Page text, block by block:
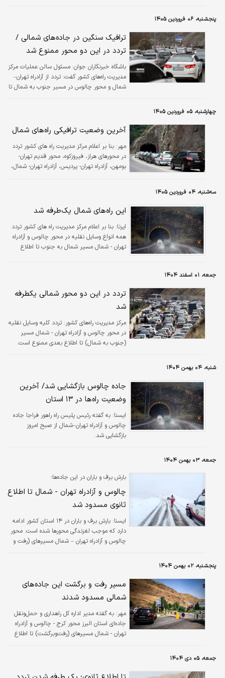
ساعت ۱۵:۰۰ جاده چالوس و آزادراه تهران–شمال در
مسیر جنوب به شمال مسدود
پنجشنبه، ۰۶ فروردین ۱۴۰۵
ترافیک سنگین در جاده‌های شمالی /
تردد در این دو محور ممنوع شد
باشگاه خبرنگاران جوان: مسئول سالن عملیات مرکز
مدیریت راه‌های کشور گفت: تردد از آزادراه تهران–
شمال و محور چالوس در مسیر جنوب به شمال تا
چهارشنبه، ۰۵ فروردین ۱۴۰۵
آخرین وضعیت ترافیکی راه‌های شمال
مهر: بنا بر اعلام مرکز مدیریت راه های کشور تردد
در محورهای هراز، فیروزکوه، محور قدیم تهران-
بومهن، آزادراه تهران- پردیس، آزادراه تهران- شمال،
سه‌شنبه، ۰۴ فروردین ۱۴۰۵
این راه‌های شمال یک‌طرفه شد
ایرنا:
بنا بر اعلام مرکز مدیریت راه های کشور تردد
همه انواع وسایل نقلیه در محور چالوس و آزادراه
تهران - شمال مسیر شمال به جنوب تا اطلاع
جمعه، ۰۱ اسفند ۱۴۰۴
تردد در این دو محور شمالی یکطرفه
شد
مرکز مدیریت راه‌های کشور: تردد کلیه وسایل نقلیه
در محور چالوس و آزادراه تهران - شمال مسیر
(جنوب به شمال) تا اطلاع بعدی ممنوع است.
شنبه، ۰۴ بهمن ۱۴۰۴
جاده چالوس بازگشایی شد/ آخرین
وضعیت راه‌ها در ۱۳ استان
ايسنا: به گفته رئیس پلیس راه راهور فراجا جاده
چالوس و آزادراه تهران–شمال از صبح امروز
بازگشایی شد.
جمعه، ۰۳ بهمن ۱۴۰۴
بارش برف و باران در این جاده‌ها؛
چالوس و آزادراه تهران - شمال تا اطلاع
ثانوی مسدود شد
ايسنا:
بارش برف و باران در ۱۴ استان کشور ادامه
دارد که موجب لغزندگی محورها شده است. محور
چالوس و آزادراه تهران – شمال مسیرهای (رفت و
پنجشنبه، ۰۲ بهمن ۱۴۰۴
مسیر رفت و برگشت این جاده‌های
شمالی مسدود شدند
مهر: به گفته مدیر اداره کل راهداری و حمل‌ونقل
جاده‌ای استان البرز محور کرج - چالوس و آزادراه
تهران - شمال مسیرهای (رفت‌وبرگشت) تا اطلاع
جمعه، ۰۵ دی ۱۴۰۴